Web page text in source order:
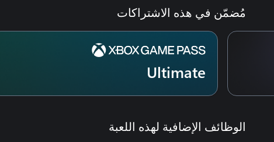
مُضمّن في هذه الاشتراكات
Ultimate
الوظائف الإضافية لهذه اللعبة